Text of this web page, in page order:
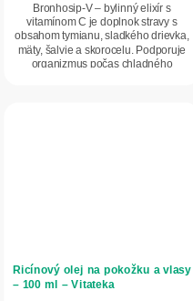
Bronhosip-V – bylinný elixír s
vitamínom C je doplnok stravy s
obsahom tymianu, sladkého drievka,
mäty, šalvie a skorocelu. Podporuje
organizmus počas chladného
Ricínový olej na pokožku a vlasy
– 100 ml – Vitateka